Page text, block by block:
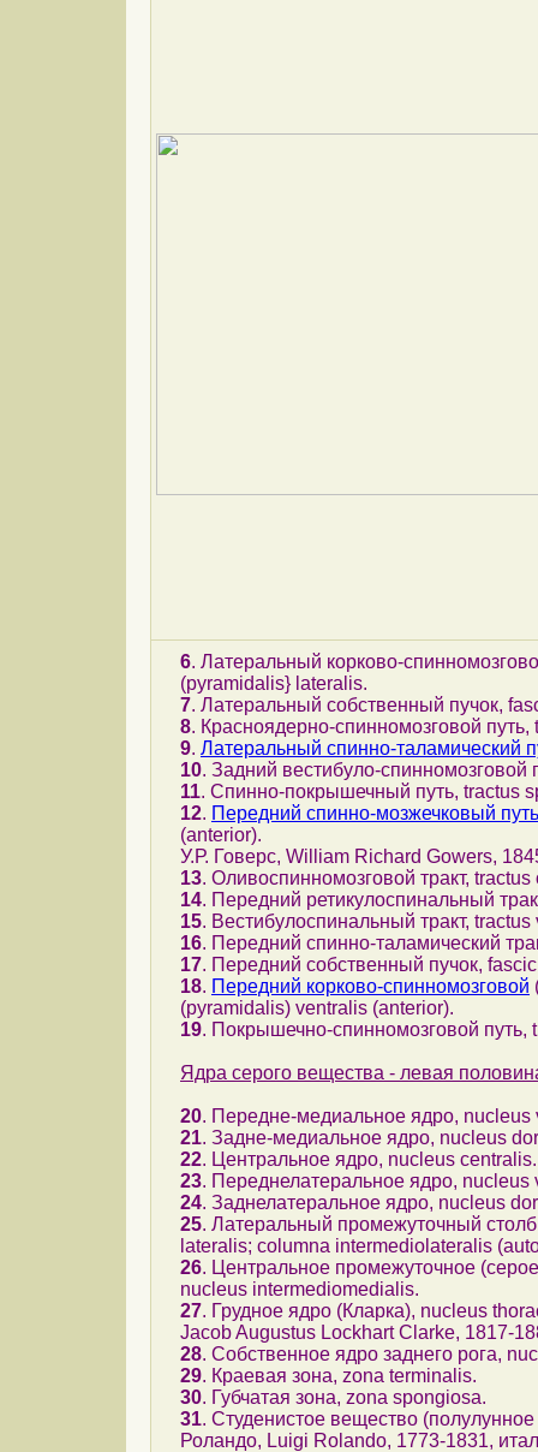
6. Латеральный корково-
(pyramidalis} lateralis.
7. Латеральный cобственный пучок,
8. Красноядерно-спинномозговой
9. Латеральный спинно-таламический
10. Задний вестибуло-
11. Спинно-покрышечный путь, tractus
12. Передний спинно-мозжечковый путь
(anterior).
У.Р. Говерс, William Richard Gowers,
13. Оливоспинномозговой тракт,
14. Передний ретикулоспинальный
15. Вестибулоспинальный тракт,
16. Передний спинно-таламический
17. Передний собственный пучок,
18. Передний корково-спинномозговой
(pyramidalis) ventralis (anterior).
19. Покрышечно-спинномозговой путь,
Ядра серого вещества - левая
20. Передне-медиальное ядро, nucleus
21. Задне-медиальное ядро, nucleus
22. Центральное ядро, nucleus centralis.
23. Переднелатеральное ядро, nucleus
24. Заднелатеральное ядро, nucleus
25. Латеральный промежуточный
lateralis; columna intermediolateralis
26. Центральное промежуточное
nucleus intermediomedialis.
27. Грудное ядро (Кларка), nucleus
Jacob Augustus Lockhart Clarke, 1817-
28. Собственное ядро заднего рога,
29. Краевая зона, zona terminalis.
30. Губчатая зона, zona spongiosa.
31. Cтуденистое вещество
Роландо, Luigi Rolando, 1773-1831,